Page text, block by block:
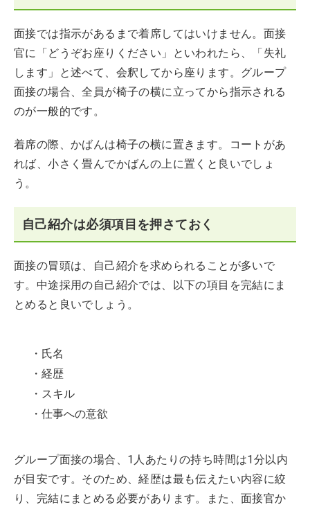
面接では指示があるまで着席してはいけません。面接
官に「どうぞお座りください」といわれたら、「失礼
します」と述べて、会釈してから座ります。グループ
面接の場合、全員が椅子の横に立ってから指示される
のが一般的です。
着席の際、かばんは椅子の横に置きます。コートがあ
れば、小さく畳んでかばんの上に置くと良いでしょ
う。
自己紹介は必須項目を押さておく
面接の冒頭は、自己紹介を求められることが多いで
す。中途採用の自己紹介では、以下の項目を完結にま
とめると良いでしょう。
・氏名
・経歴
・スキル
・仕事への意欲
グループ面接の場合、1人あたりの持ち時間は1分以内
が目安です。そのため、経歴は最も伝えたい内容に絞
り、完結にまとめる必要があります。また、面接官か